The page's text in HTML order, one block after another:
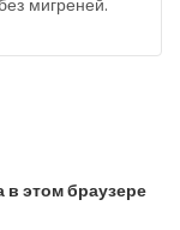
мигреней.
этом браузере